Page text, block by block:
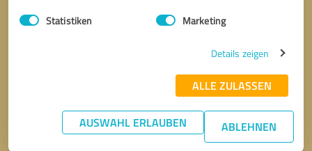
Statistiken Marketing
Details zeigen
ALLE ZULASSEN
AUSWAHL ERLAUBEN ABLEHNEN
* Erforderliche Angaben
Nachricht senden